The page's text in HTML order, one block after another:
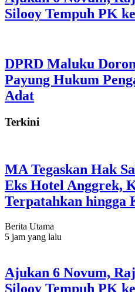
Silooy Tempuh PK
DPRD Maluku
Payung Hukum
Adat
Terkini
MA Tegaskan Hak
Eks Hotel Anggrek,
Terpatahkan hingga
Berita Utama
5 jam yang lalu
Ajukan 6 Novum,
Silooy Tempuh PK